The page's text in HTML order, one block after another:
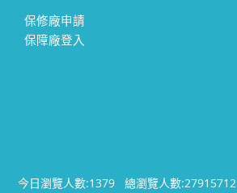
保修廠申請
保障廠登入
今日瀏覽人數:1379總瀏覽人數:27915712